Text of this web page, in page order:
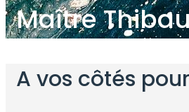
Maître
A vos côtés